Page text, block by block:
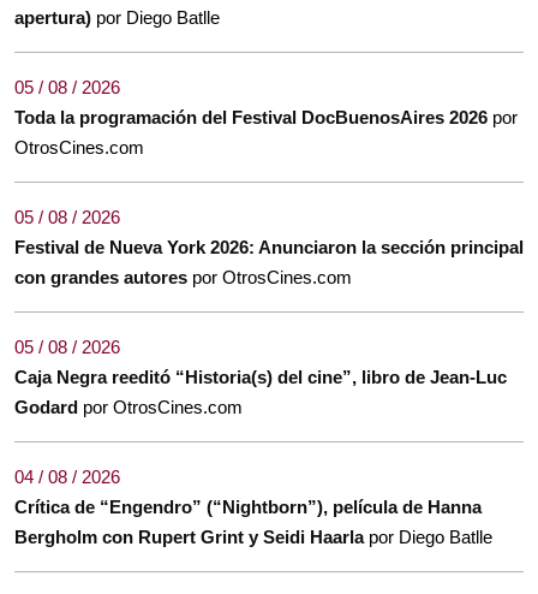
apertura) por Diego Batlle
05 / 08 / 2026
Toda la programación del Festival DocBuenosAires 2026 por
OtrosCines.com
05 / 08 / 2026
Festival de Nueva York 2026: Anunciaron la sección principal
con grandes autores por OtrosCines.com
05 / 08 / 2026
Caja Negra reeditó “Historia(s) del cine”, libro de Jean-Luc
Godard por OtrosCines.com
04 / 08 / 2026
Crítica de “Engendro” (“Nightborn”), película de Hanna
Bergholm con Rupert Grint y Seidi Haarla por Diego Batlle